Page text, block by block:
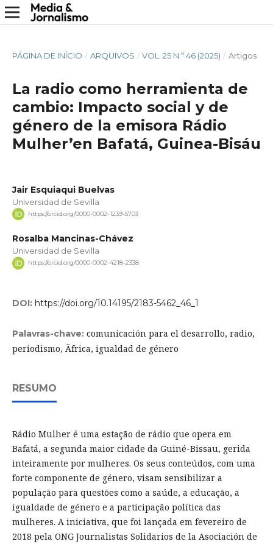
PÁGINA DE INÍCIO / ARQUIVOS / VOL. 25 N.º 46 (2025) / Artigos
La radio como herramienta de
cambio: Impacto social y de
género de la emisora Rádio
Mulher’en Bafatá, Guinea-Bisáu
Jair Esquiaqui Buelvas
Universidad de Sevilla
https://orcid.org/0000-0002-1239-5703
Rosalba Mancinas-Chávez
Universidad de Sevilla
https://orcid.org/0000-0002-4218-2338
DOI: https://doi.org/10.14195/2183-5462_46_1
Palavras-chave: comunicación para el desarrollo, radio,
periodismo, Ãfrica, igualdad de género
RESUMO
Rádio Mulher é uma estação de rádio que opera em
Bafatá, a segunda maior cidade da Guiné-Bissau, gerida
inteiramente por mulheres. Os seus conteúdos, com uma
forte componente de género, visam sensibilizar a
população para questões como a saúde, a educação, a
igualdade de género e a participação política das
mulheres. A iniciativa, que foi lançada em fevereiro de
2018 pela ONG Journalistas Solidarios de la Asociación de